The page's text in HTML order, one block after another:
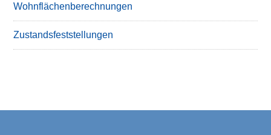
Wohnflächenberechnungen
Zustandsfeststellungen